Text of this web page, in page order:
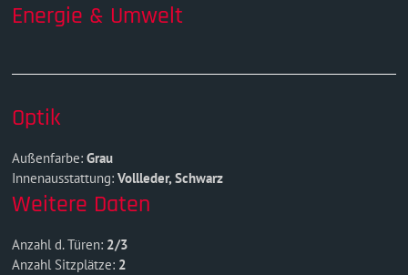
Energie & Umwelt
Optik
Außenfarbe: Grau
Innenausstattung: Vollleder, Schwarz
Weitere Daten
Anzahl d. Türen: 2/3
Anzahl Sitzplätze: 2